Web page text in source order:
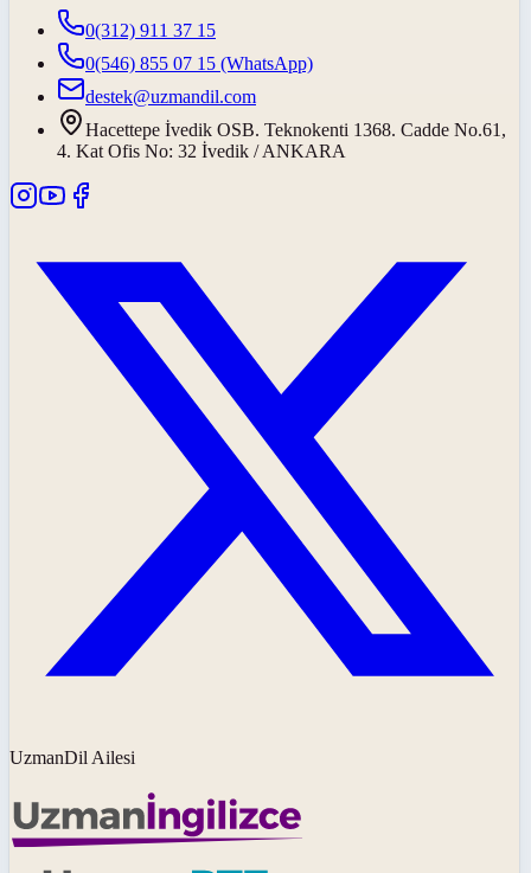
0(312) 911 37 15
0(546) 855 07 15 (WhatsApp)
destek@uzmandil.com
Hacettepe İvedik OSB. Teknokenti 1368. Cadde No.61,
4. Kat Ofis No: 32 İvedik / ANKARA
UzmanDil Ailesi